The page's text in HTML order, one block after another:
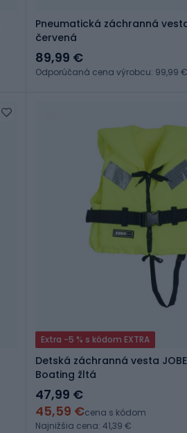
Pneumatická záchranná
červená
89,99 €
Odporúčaná cena výrobcu: 99,99 €
Extra -5 % s kódom EXTRA
Detská záchranná vesta
Boating žltá
47,99 €
45,59 €cena s kódom
Najnižšia cena: 41,39 €